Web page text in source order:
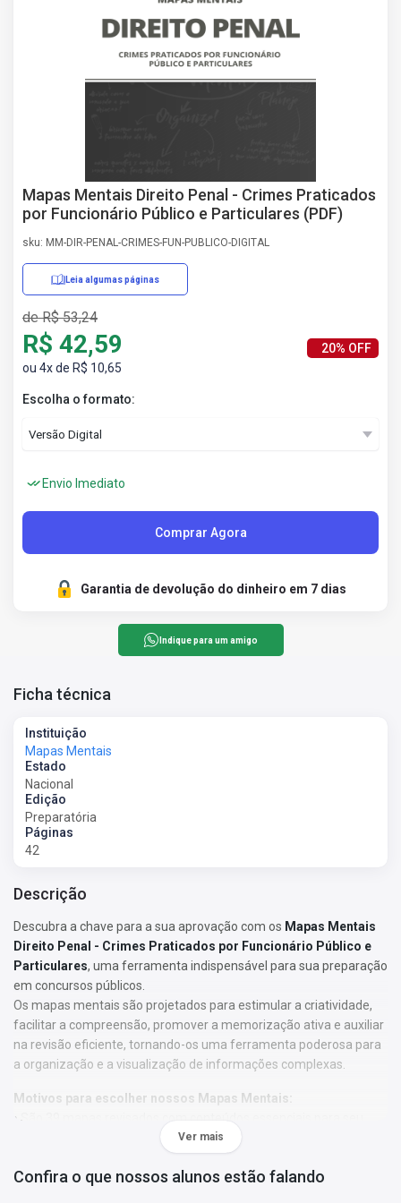
Mapas Mentais Direito Penal - Crimes Praticados
por Funcionário Público e Particulares (PDF)
sku: MM-DIR-PENAL-CRIMES-FUN-PUBLICO-DIGITAL
Leia algumas páginas
de R$ 53,24
R$ 42,59
ou 4x de R$ 10,65
20% OFF
Escolha o formato:
Envio Imediato
Comprar Agora
Garantia de devolução do dinheiro em 7 dias
Indique para um amigo
Ficha técnica
Instituição
Mapas Mentais
Estado
Nacional
Edição
Preparatória
Páginas
42
Descrição
Descubra a chave para a sua aprovação com os Mapas Mentais
Direito Penal - Crimes Praticados por Funcionário Público e
Particulares, uma ferramenta indispensável para sua preparação
em concursos públicos.
Os mapas mentais são projetados para estimular a criatividade,
facilitar a compreensão, promover a memorização ativa e auxiliar
na revisão eficiente, tornando-os uma ferramenta poderosa para
a organização e a visualização de informações complexas.
Motivos para escolher nossos Mapas Mentais:
• São 39 mapas revisados com conteúdos essenciais para seu
• Formato claro e objetivo, ideal para auxiliar nas revisões;
• Usam cores e imagens como chaves de memorização, além da
Ver mais
Confira o que nossos alunos estão falando